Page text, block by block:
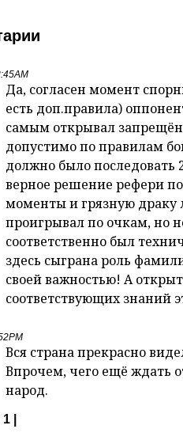
Да, согласен момент
есть доп.правила)
самым открывал
допустимо по правилам
должно было
верное решение рефери
моменты и грязную
проигрывал по очкам, но
соответственно был
здесь сыграна роль
своей важностью! А
соответствующих знаний
Вся страна прекрасно
Впрочем, чего ещё ждать
народ.
1 |